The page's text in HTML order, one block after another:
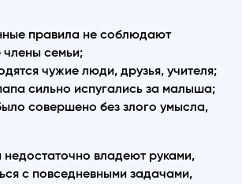
правила не соблюдают
члены семьи;
чужие люди, друзья, учителя;
сильно испугались за малыша;
совершено без злого умысла,
недостаточно владеют руками,
с повседневными задачами,